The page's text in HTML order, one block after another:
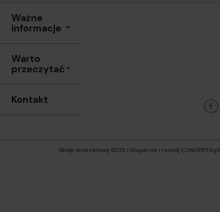
Ważne
informacje
Warto
przeczytać
Kontakt
Sklep internetowy SOTE | Wsparcie i rozwój CONVERTIS.pl